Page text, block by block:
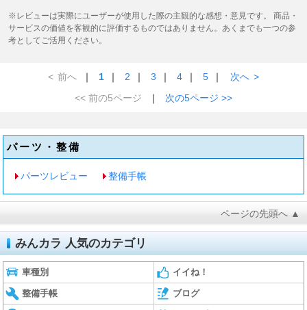
※レビューは実際にユーザーが使用した際の主観的な感想・意見です。 商品・
サービスの価値を客観的に評価するものではありません。あくまでも一つの参
考としてご活用ください。
< 前へ ｜ 1 ｜ 2 ｜ 3 ｜ 4 ｜ 5 ｜ 次へ >
<< 前の5ページ
｜ 次の5ページ >>
パーツ・整備
パーツレビュー 整備手帳
ページの先頭へ ▲
みんカラ 人気のカテゴリ
車種別 イイね！
整備手帳 ブログ